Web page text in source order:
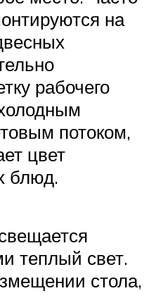
на
рабочего
потоком,
цвет
блюд.
теплый свет.
стола,